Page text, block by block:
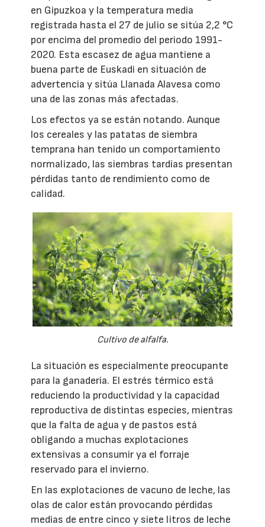
en Gipuzkoa y la temperatura media
registrada hasta el 27 de julio se sitúa 2,2 °C
por encima del promedio del periodo 1991-
2020. Esta escasez de agua mantiene a
buena parte de Euskadi en situación de
advertencia y sitúa Llanada Alavesa como
una de las zonas más afectadas.
Los efectos ya se están notando. Aunque
los cereales y las patatas de siembra
temprana han tenido un comportamiento
normalizado, las siembras tardías presentan
pérdidas tanto de rendimiento como de
calidad.
Cultivo de alfalfa.
La situación es especialmente preocupante
para la ganadería. El estrés térmico está
reduciendo la productividad y la capacidad
reproductiva de distintas especies, mientras
que la falta de agua y de pastos está
obligando a muchas explotaciones
extensivas a consumir ya el forraje
reservado para el invierno.
En las explotaciones de vacuno de leche, las
olas de calor están provocando pérdidas
medias de entre cinco y siete litros de leche